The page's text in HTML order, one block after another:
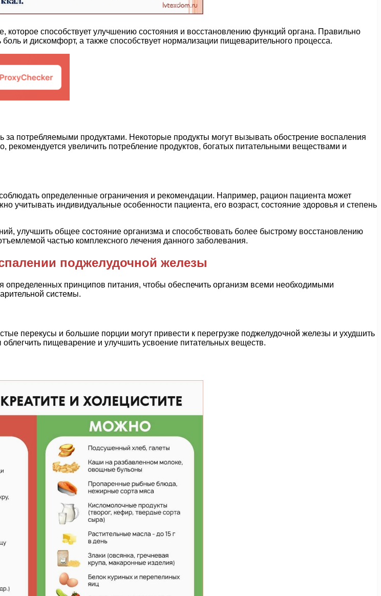
способствует улучшению состояния и восстановлению функций органа. Правильно
и дискомфорт, а также способствует нормализации пищеварительного процесса.
потребляемыми продуктами. Некоторые продукты могут вызывать обострение воспаления
рекомендуется увеличить потребление продуктов, богатых питательными веществами и
определенные ограничения и рекомендации. Например, рацион пациента может
учитывать индивидуальные особенности пациента, его возраст, состояние здоровья и степень
улучшить общее состояние организма и способствовать более быстрому восстановлению
частью комплексного лечения данного заболевания.
поджелудочной железы
принципов питания, чтобы обеспечить организм всеми необходимыми
системы.
перекусы и большие порции могут привести к перегрузке поджелудочной железы и ухудшить
пищеварение и улучшить усвоение питательных веществ.